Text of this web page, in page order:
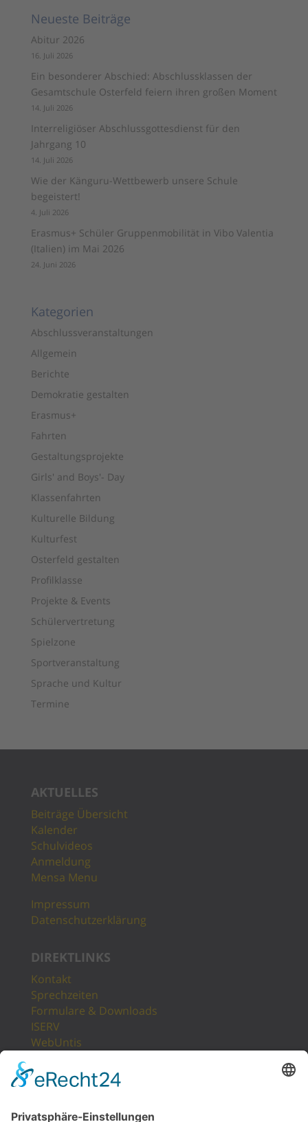
Neueste Beiträge
Abitur 2026
16. Juli 2026
Ein besonderer Abschied: Abschlussklassen der
Gesamtschule Osterfeld feiern ihren großen Moment
14. Juli 2026
Interreligiöser Abschlussgottesdienst für den
Jahrgang 10
14. Juli 2026
Wie der Känguru-Wettbewerb unsere Schule
begeistert!
4. Juli 2026
Erasmus+ Schüler Gruppenmobilität in Vibo Valentia
(Italien) im Mai 2026
24. Juni 2026
Kategorien
Abschlussveranstaltungen
Allgemein
Berichte
Demokratie gestalten
Erasmus+
Fahrten
Gestaltungsprojekte
Girls' and Boys'- Day
Klassenfahrten
Kulturelle Bildung
Kulturfest
Osterfeld gestalten
Profilklasse
Projekte & Events
Schülervertretung
Spielzone
Sportveranstaltung
Sprache und Kultur
Termine
AKTUELLES
Beiträge Übersicht
Kalender
Schulvideos
Anmeldung
Mensa Menu
Impressum
Datenschutzerklärung
DIREKTLINKS
Kontakt
Sprechzeiten
Formulare & Downloads
ISERV
WebUntis
LogIn
Sitemap